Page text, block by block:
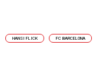
HANSI FLICK FC BARCELONA